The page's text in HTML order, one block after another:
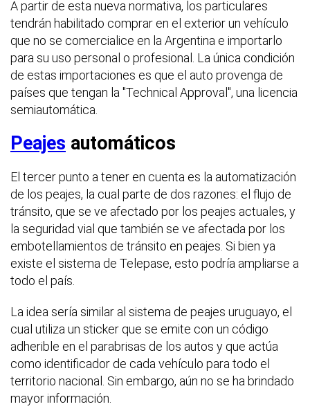
A partir de esta nueva normativa, los particulares
tendrán habilitado comprar en el exterior un vehículo
que no se comercialice en la Argentina e importarlo
para su uso personal o profesional. La única condición
de estas importaciones es que el auto provenga de
países que tengan la "Technical Approval", una licencia
semiautomática.
Peajes automáticos
El tercer punto a tener en cuenta es la automatización
de los peajes, la cual parte de dos razones: el flujo de
tránsito, que se ve afectado por los peajes actuales, y
la seguridad vial que también se ve afectada por los
embotellamientos de tránsito en peajes. Si bien ya
existe el sistema de Telepase, esto podría ampliarse a
todo el país.
La idea sería similar al sistema de peajes uruguayo, el
cual utiliza un sticker que se emite con un código
adherible en el parabrisas de los autos y que actúa
como identificador de cada vehículo para todo el
territorio nacional. Sin embargo, aún no se ha brindado
mayor información.